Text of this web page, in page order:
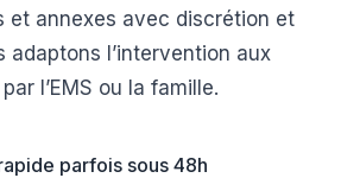
et annexes avec discrétion et
adaptons l’intervention aux
l’EMS ou la famille.
parfois sous 48h